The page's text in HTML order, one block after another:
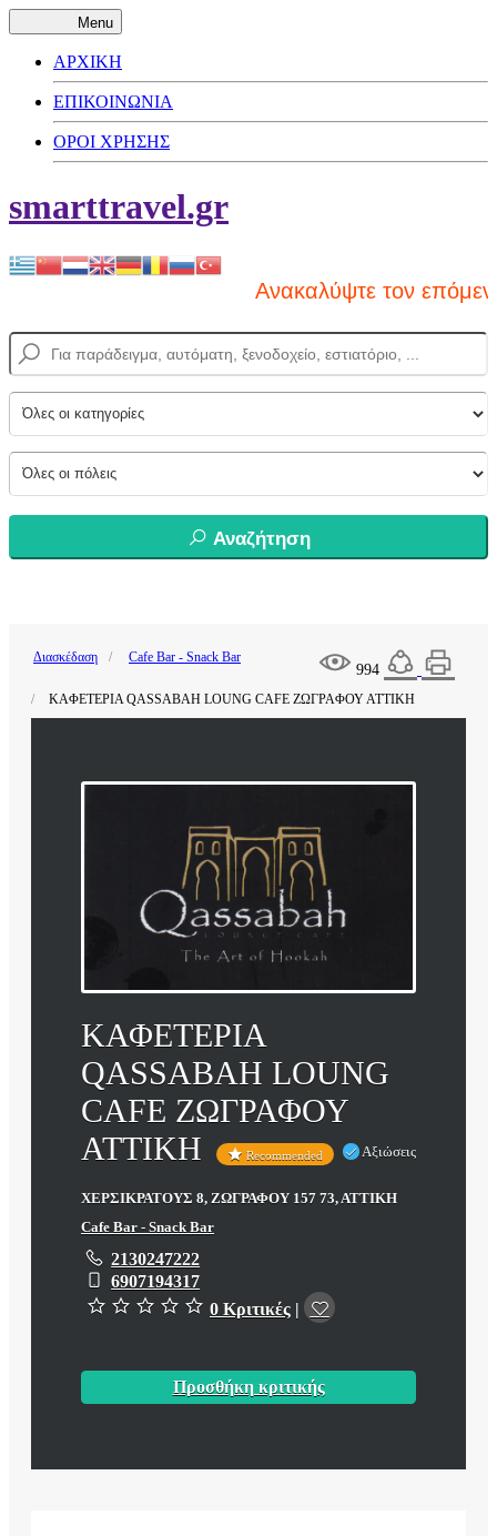
Menu
ΑΡΧΙΚΗ
ΕΠΙΚΟΙΝΩΝΙΑ
ΟΡΟΙ ΧΡΗΣΗΣ
smarttravel.gr
Ανακαλύψτε τον
Αναζήτηση
994
Διασκέδαση Cafe Bar - Snack Bar
ΚΑΦΕΤΕΡΙΑ QASSABAH LOUNG CAFE ΖΩΓΡΑΦΟΥ ΑΤΤΙΚΗ
ΚΑΦΕΤΕΡΙΑ
QASSABAH LOUNG
CAFE ΖΩΓΡΑΦΟΥ
ΑΤΤΙΚΗ
Recommended Αξιώσεις
ΧΕΡΣΙΚΡΑΤΟΥΣ 8, ΖΩΓΡΑΦΟΥ 157 73, ΑΤΤΙΚΗ
Cafe Bar - Snack Bar
2130247222
6907194317
0 Κριτικές |
Προσθήκη κριτικής